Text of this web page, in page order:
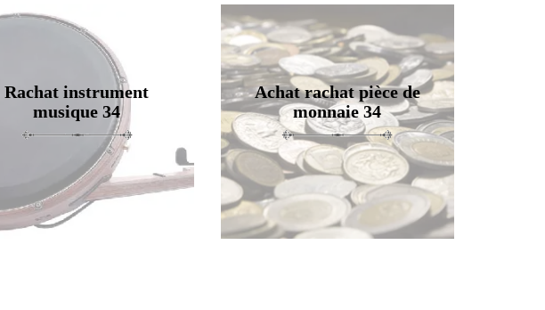
Rachat instrument
musique 34
Achat rachat pièce de
monnaie 34